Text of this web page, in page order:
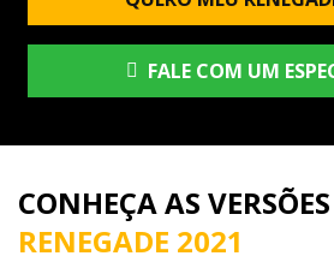
FALE COM UM
CONHEÇA AS
RENEGADE 2021